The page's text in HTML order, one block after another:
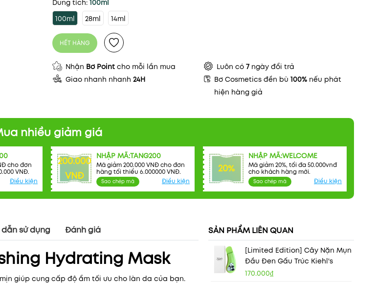
Dung tích: 100ml
100ml
28ml 14ml
HẾT HÀNG
Nhận Bơ Point cho mỗi lần mua Luôn có 7 ngày đổi trả
Giao nhanh nhanh 24H Bơ Cosmetics đền bù100% nếu phát
hiện hàng giả
nhiều giảm giá
cho đơn
VNĐ.
Điều kiện
200.000
VNĐ
NHẬP MÃ:TANG200
Mã giảm 200.000 VNĐ cho đơn
hàng tối thiểu 6.000000 VNĐ.
Sao chép mã Điều kiện
20%
NHẬP MÃ:WELCOME
Mã giảm 20%, tối đa 50.000vnđ
cho khách hàng mới.
Sao chép mã Điều kiện
sử dụng Đánh giá
Hydrating Mask
giúp cung cấp độ ẩm tối ưu cho làn da của bạn.
SẢN PHẨM LIÊN QUAN
[Limited Edition] Cây Nặn Mụn
Đầu Đen Gấu Trúc Kiehl's
170.000₫